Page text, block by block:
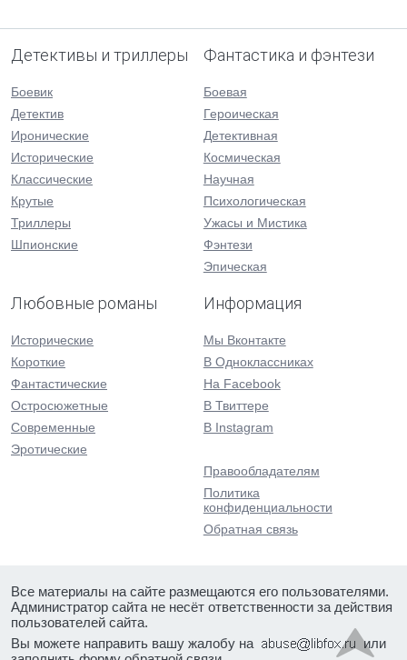
Детективы и триллеры
Боевик
Детектив
Иронические
Исторические
Классические
Крутые
Триллеры
Шпионские
Фантастика и фэнтези
Боевая
Героическая
Детективная
Космическая
Научная
Психологическая
Ужасы и Мистика
Фэнтези
Эпическая
Любовные романы
Исторические
Короткие
Фантастические
Остросюжетные
Современные
Эротические
Информация
Мы Вконтакте
В Одноклассниках
На Facebook
В Твиттере
В Instagram
Правообладателям
Политика
конфиденциальности
Обратная связь
Все материалы на сайте размещаются его пользователями.
Администратор сайта не несёт ответственности за действия
пользователей сайта.
Вы можете направить вашу жалобу на
или